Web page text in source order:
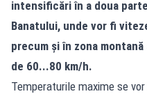
intensificări în a doua
Banatului, unde vor fi
precum și în zona
de 60...80 km/h.
Temperaturile maxime se